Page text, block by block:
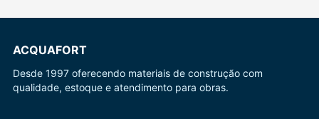
ACQUAFORT
Desde 1997 oferecendo materiais de construção com
qualidade, estoque e atendimento para obras.